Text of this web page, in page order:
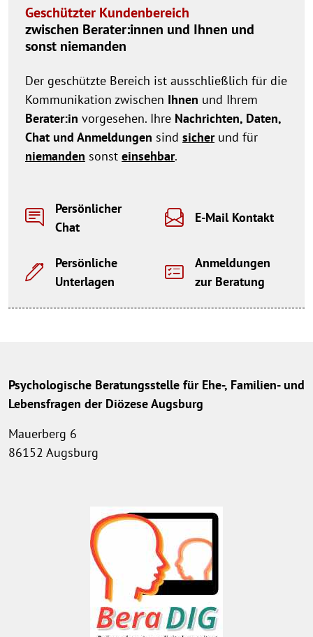
Geschützter Kundenbereich
zwischen Berater:innen und Ihnen und
sonst niemanden
Der geschützte Bereich ist ausschließlich für die
Kommunikation zwischen Ihnen und Ihrem
Berater:in vorgesehen. Ihre Nachrichten, Daten,
Chat und Anmeldungen sind sicherund für
niemanden sonst einsehbar.
Persönlicher
Chat
E-Mail Kontakt
Persönliche
Unterlagen
Anmeldungen
zur Beratung
Psychologische Beratungsstelle für Ehe-, Familien- und
Lebensfragen der Diözese Augsburg
Mauerberg 6
86152 Augsburg